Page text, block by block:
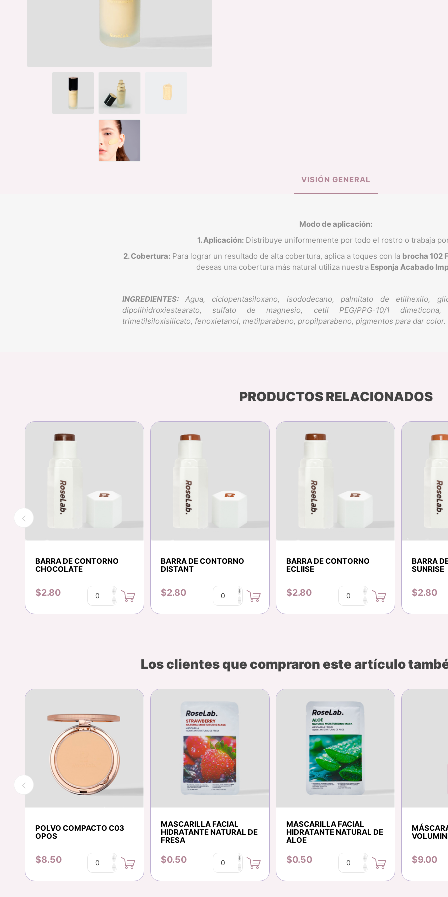
VISIÓN GENERAL
Modo de aplicación:
1. Aplicación: Distribuye uniformemente por todo el rostro o trabaja
2. Cobertura:Para lograr un resultado de alta cobertura, aplica a toques con la brocha 102
deseas una cobertura más natural utiliza nuestraEsponja Acabado
INGREDIENTES: Agua, ciclopentasiloxano, isododecano, palmitato de etilhexilo,
dipolihidroxiestearato, sulfato de magnesio, cetil PEG/PPG-10/1 dimeticona,
trimetilsiloxisilicato, fenoxietanol, metilparabeno, propilparabeno, pigmentos para dar color.
PRODUCTOS RELACIONADOS
BARRA DE CONTORNO
CHOCOLATE
$2.80 i
h
BARRA DE CONTORNO
DISTANT
$2.80 i
h
BARRA DE CONTORNO
ECLIISE
$2.80 i
h
BARRA
SUNRISE
$2.80
Los clientes que compraron este artículo
POLVO COMPACTO C03
OPOS
$8.50 i
h
MASCARILLA FACIAL
HIDRATANTE NATURAL DE
FRESA
$0.50 i
h
MASCARILLA FACIAL
HIDRATANTE NATURAL DE
ALOE
$0.50 i
h
$9.00